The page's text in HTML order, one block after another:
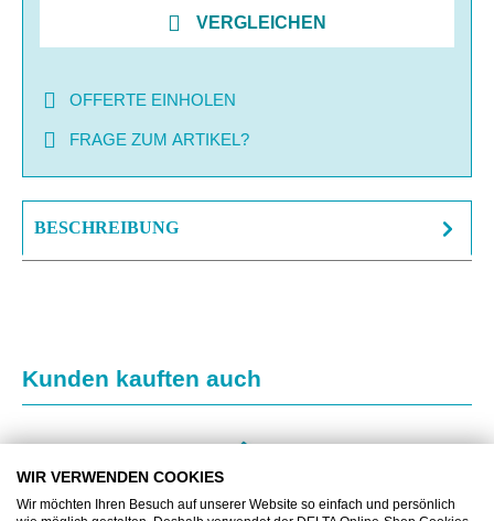
VERGLEICHEN
OFFERTE EINHOLEN
FRAGE ZUM ARTIKEL?
BESCHREIBUNG
Produktgalerie überspringen
Kunden kauften auch
WIR VERWENDEN COOKIES
Wir möchten Ihren Besuch auf unserer Website so einfach und persönlich